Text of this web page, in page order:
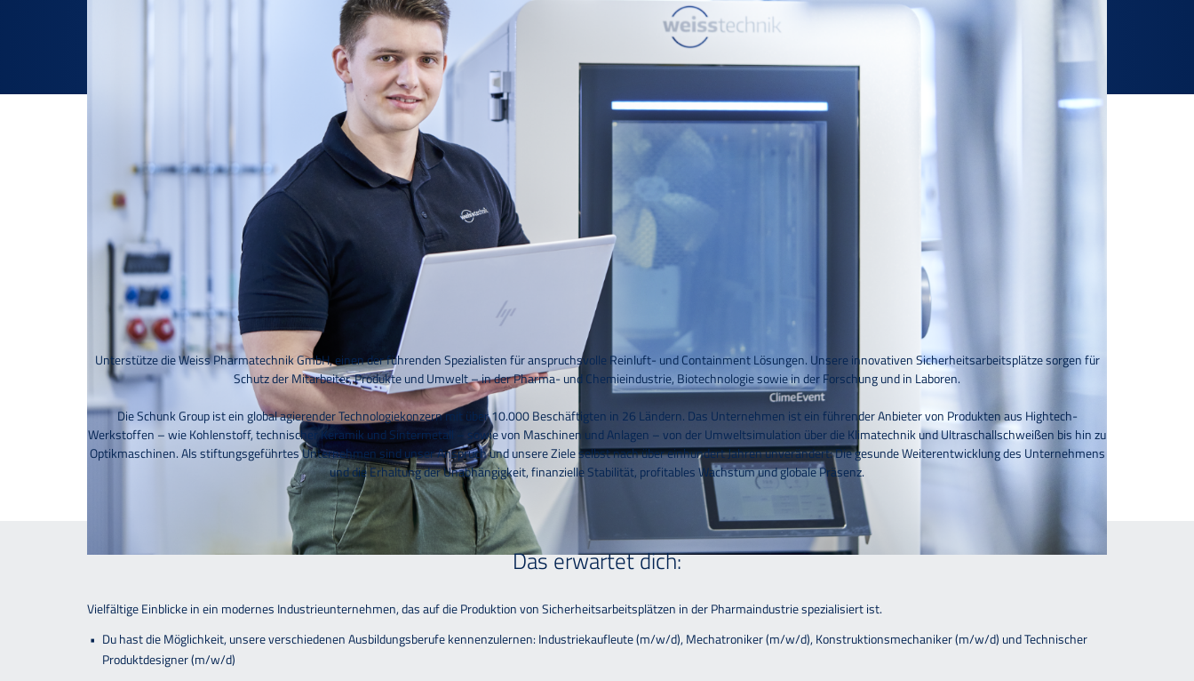
Unterstütze die Weiss Pharmatechnik GmbH, einen der führenden Spezialisten für anspruchsvolle Reinluft- und Containment Lösungen. Unsere innovativen Sicherheitsarbeitsplätze sorgen für
Schutz der Mitarbeiter, Produkte und Umwelt – in der Pharma- und Chemieindustrie, Biotechnologie sowie in der Forschung und in Laboren.
Die Schunk Group ist ein global agierender Technologiekonzern mit über 10.000 Beschäftigten in 26 Ländern. Das Unternehmen ist ein führender Anbieter von Produkten aus Hightech-
Werkstoffen – wie Kohlenstoff, technischer Keramik und Sintermetall – sowie von Maschinen und Anlagen – von der Umweltsimulation über die Klimatechnik und Ultraschallschweißen bis hin zu
Optikmaschinen. Als stiftungsgeführtes Unternehmen sind unser Anspruch und unsere Ziele selbst nach über einhundert Jahren unverändert: Die gesunde Weiterentwicklung des Unternehmens
und die Erhaltung der Unabhängigkeit, finanzielle Stabilität, profitables Wachstum und globale Präsenz.
Das erwartet dich:
Vielfältige Einblicke in ein modernes Industrieunternehmen, das auf die Produktion von Sicherheitsarbeitsplätzen in der Pharmaindustrie spezialisiert ist.
Du hast die Möglichkeit, unsere verschiedenen Ausbildungsberufe kennenzulernen: Industriekaufleute (m/w/d), Mechatroniker (m/w/d), Konstruktionsmechaniker (m/w/d) und Technischer
Produktdesigner (m/w/d)